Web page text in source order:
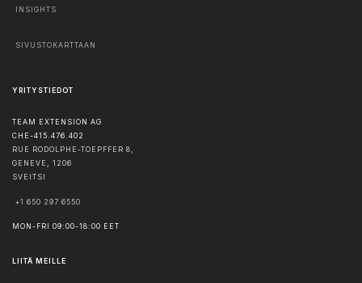
INSIGHTS
SIVUSTOKARTTAAN
YRITYSTIEDOT
TEAM EXTENSION AG
CHE-415.476.402
RUE RODOLPHE-TOEPFFER 8,
GENEVE , 1206
SVEITSI
+1 650 297 6550
MON-FRI 09:00-18:00 EET
LIITÄ MEILLE